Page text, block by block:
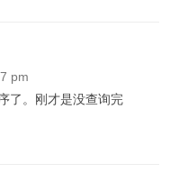
pm
了。刚才是没查询完